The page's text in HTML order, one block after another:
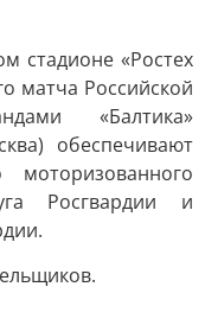
стадионе «Ростех
матча Российской
«Балтика»
обеспечивают
моторизованного
Росгвардии и